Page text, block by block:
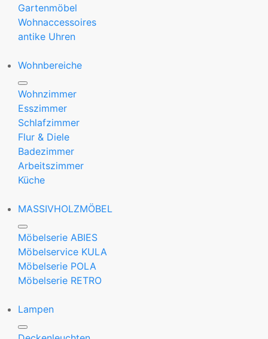
Gartenmöbel
Wohnaccessoires
antike Uhren
Wohnbereiche
Wohnzimmer
Esszimmer
Schlafzimmer
Flur & Diele
Badezimmer
Arbeitszimmer
Küche
MASSIVHOLZMÖBEL
Möbelserie ABIES
Möbelservice KULA
Möbelserie POLA
Möbelserie RETRO
Lampen